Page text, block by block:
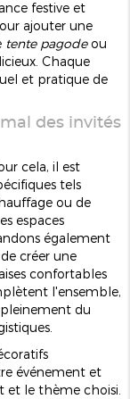
festive et
ajouter une
tente pagodeou
Chaque
et pratique de
des invités
cela, il est
tels
ou de
espaces
également
créer une
confortables
l'ensemble,
du
événement et
et le thème choisi.